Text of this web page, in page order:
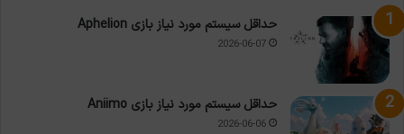
حداقل سیستم مورد نیاز بازی Aphelion
2026-06-07
حداقل سیستم مورد نیاز بازی Aniimo
2026-06-06